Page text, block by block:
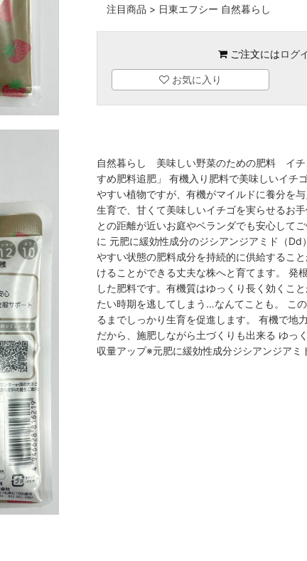
注目商品 > 日東エフシー 自然暮らし
ご注文にはログ
お気に入り
自然暮らし 美味しい野菜のための肥料 イ
すめ肥料追肥」 有機入り肥料で美味しいイチ
やすい植物ですが、有機がマイルドに養分を
生育で、甘くて美味しいイチゴを実らせるお
との距離が近いお庭やベランダでも安心して
に 元肥に緩効性成分のジシアンジアミド（
やすい状態の肥料成分を持続的に供給するこ
けることができる丈夫な株へと育てます。 発
した肥料です。有機質はゆっくり長く効くこ
たい時期を逃してしまう…なんてことも。 こ
るまでしっかり生育を促進します。 有機で
だから、施肥しながら土づくりも出来る ゆっ
収量アップ※元肥に緩効性成分ジシアンジア